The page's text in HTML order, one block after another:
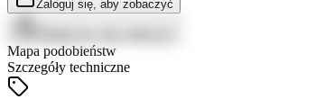
Zaloguj się, aby zobaczyć
Mapa podobieństw
Szczegóły techniczne